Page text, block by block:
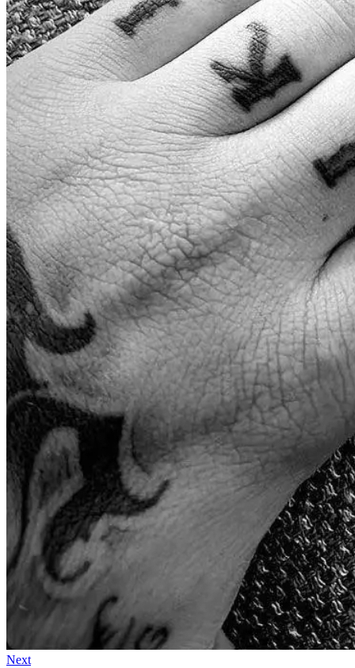
NextNext